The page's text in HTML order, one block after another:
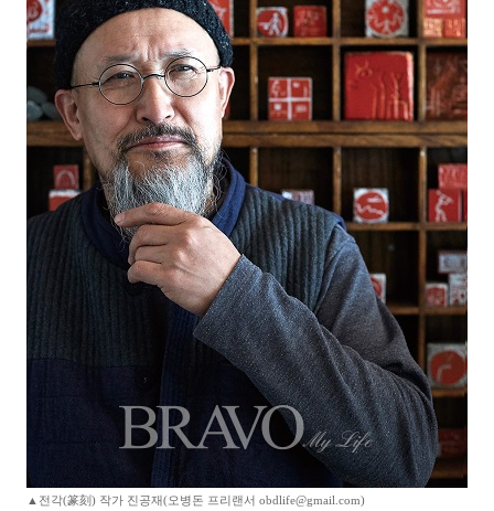
▲전각(篆刻) 작가 진공재(오병돈 프리랜서 obdlife@gmail.com)